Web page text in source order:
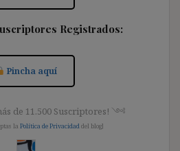
Registrados:
Pincha aquí
de 11.500 Suscriptores! ༺
la Política de Privacidad del blog]